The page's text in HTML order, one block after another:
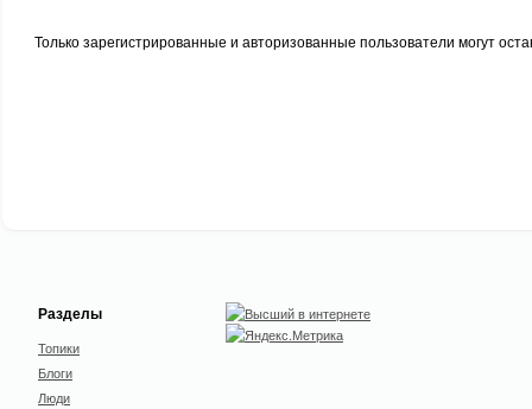
Только зарегистрированные и авторизованные пользователи могут
Разделы
Топики
Блоги
Люди